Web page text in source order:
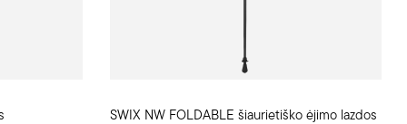
SWIX NW FOLDABLE šiaurietiško ėjimo lazdos